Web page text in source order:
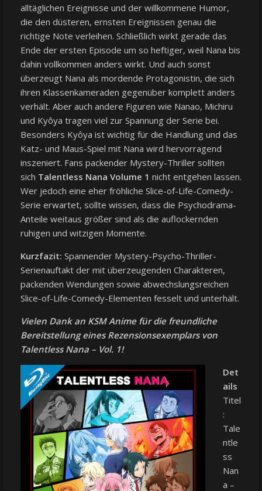
alltäglichen Ereignisse und der willkommene Humor,
die den düsteren, ernsten Ereignissen genau die
richtige Note verleihen. Schließlich wirkt gerade das
Ende der ersten Episode um so heftiger, weil Nana bis
dahin vollkommen anders wirkt. Und auch sonst
überzeugt Nana als mordende Protagonistin, die sich
ihren Klassenkameraden gegenüber komplett anders
verhält. Aber auch andere Figuren wie Nanao, Michiru
und Kyôya tragen viel zur Spannung der Serie bei.
Besonders Kyôya ist wichtig für die Handlung und das
Katz- und Maus-Spiel mit Nana wird hervorragend
inszeniert. Fans packender Mystery-Thriller sollten
sich Talentless Nana Volume 1 nicht entgehen lassen.
Wer jedoch eine eher fröhliche Slice-of-Life-Comedy-
Serie erwartet, sollte wissen, dass die Psychodrama-
Anteile weitaus größer sind als die auflockernden
ruhigen und witzigen Momente.
Kurzfazit: Spannender Mystery-Psycho-Thriller-
Serienauftakt der mit überzeugenden Charakteren,
packenden Wendungen sowie abwechslungsreichen
Slice-of-Life-Comedy-Elementen fesselt und unterhält.
Vielen Dank an KSM Anime für die freundliche
Bereitstellung eines Rezensionsexemplars von
Talentless Nana – Vol. 1!
Det
ails
Titel
:
Tale
ntle
ss
Nan
a –